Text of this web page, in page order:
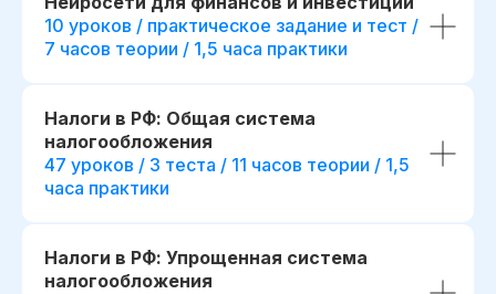
10 уроков / практическое задание и тест /
7 часов теории / 1,5 часа практики
Налоги в РФ: Общая система
налогообложения
47 уроков / 3 теста / 11 часов теории / 1,5
часа практики
Налоги в РФ: Упрощенная система
налогообложения
начало обучения: start111307.005